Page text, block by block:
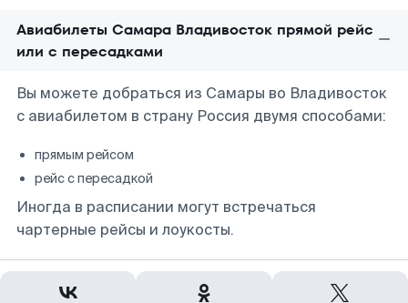
Авиабилеты Самара Владивосток прямой рейс
или с пересадками
Вы можете добраться из Самары во Владивосток
с авиабилетом в страну Россия двумя способами:
прямым рейсом
рейс с пересадкой
Иногда в расписании могут встречаться
чартерные рейсы и лоукосты.